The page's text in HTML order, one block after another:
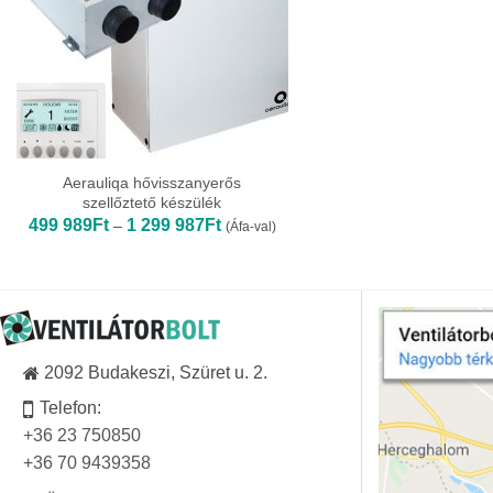
Aerauliqa hővisszanyerős
szellőztető készülék
499 989Ft – 1 299 987FtÁrtartomány:
499
987Ft
(Áfa-val)
2092 Budakeszi, Szüret u. 2.
Telefon:
+36 23 750850
+36 70 9439358